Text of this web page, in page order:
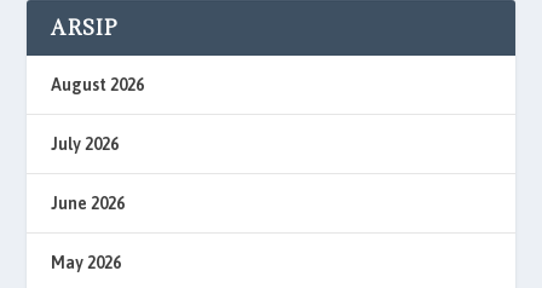
ARSIP
August 2026
July 2026
June 2026
May 2026